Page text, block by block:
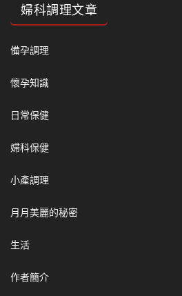
婦科調理文章
備孕調理
懷孕知識
日常保健
婦科保健
小產調理
月月美麗的秘密
生活
作者簡介